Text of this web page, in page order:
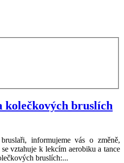
kolečkových bruslích
informujeme vás o změně,
se vztahuje k lekcím aerobiku a tance
bruslích:...